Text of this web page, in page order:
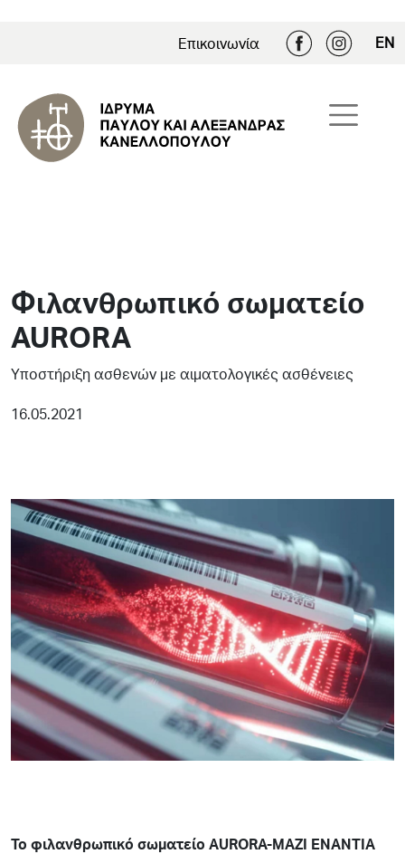
Επικοινωνία EN
Φιλανθρωπικό σωματείο
AURORA
Υποστήριξη ασθενών με αιματολογικές ασθένειες
16.05.2021
Το φιλανθρωπικό σωματείο AURORA-MAZI ENANTIA